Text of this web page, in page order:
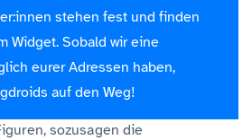
stehen fest und finden
Widget. Sobald wir eine
eurer Adressen haben,
auf den Weg!
sozusagen die